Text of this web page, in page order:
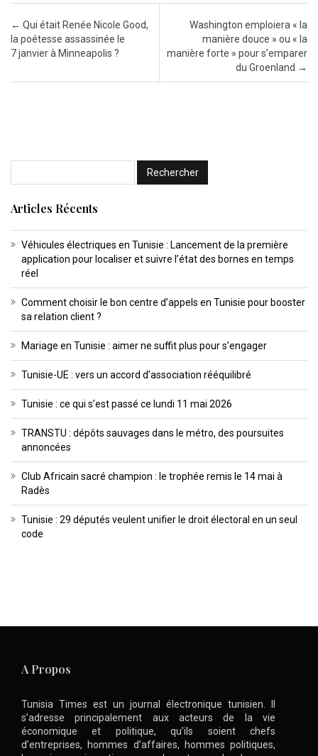
Post navigation
← Qui était Renée Nicole Good,
la poétesse assassinée le
7 janvier à Minneapolis ?
Washington emploiera « la
manière douce » ou « la
manière forte » pour s’emparer
du Groenland →
Articles Récents
Véhicules électriques en Tunisie : Lancement de la première
application pour localiser et suivre l’état des bornes en temps
réel
Comment choisir le bon centre d’appels en Tunisie pour booster
sa relation client ?
Mariage en Tunisie : aimer ne suffit plus pour s’engager
Tunisie-UE : vers un accord d’association rééquilibré
Tunisie : ce qui s’est passé ce lundi 11 mai 2026
TRANSTU : dépôts sauvages dans le métro, des poursuites
annoncées
Club Africain sacré champion : le trophée remis le 14 mai à
Radès
Tunisie : 29 députés veulent unifier le droit électoral en un seul
code
A Propos
Tunisia Times est un journal électronique tunisien. Il
s’adresse principalement aux acteurs de la vie
économique et politique, qu’ils soient chefs
d’entreprises, hommes d’affaires, hommes politiques,